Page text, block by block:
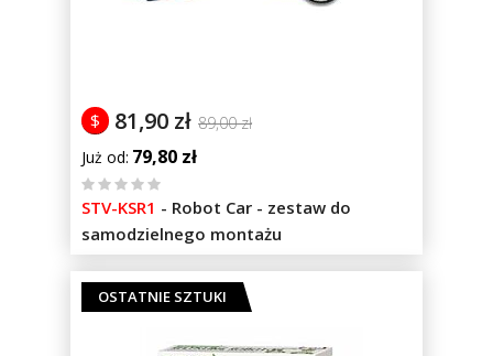
81,90 zł 89,00 zł
$
Już od 79,80 zł
%
100
STV-KSR1 - Robot Car - zestaw do
samodzielnego montażu
OSTATNIE SZTUKI